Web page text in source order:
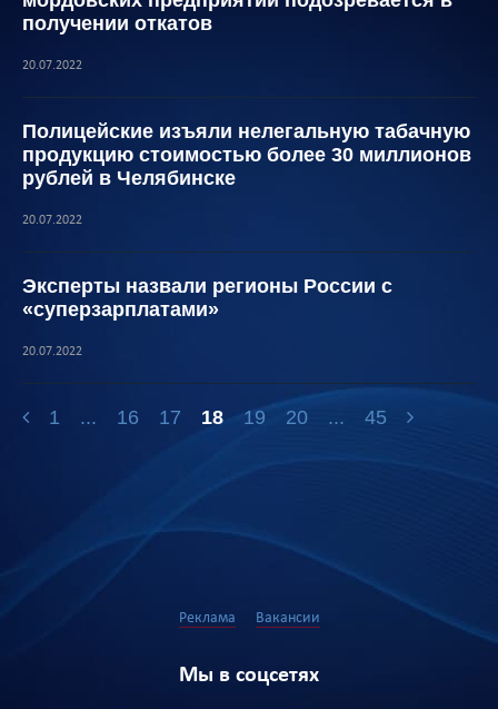
получении откатов
20.07.2022
Полицейские изъяли нелегальную табачную
продукцию стоимостью более 30 миллионов
рублей в Челябинске
20.07.2022
Эксперты назвали регионы России с
«суперзарплатами»
20.07.2022
1 ... 16 17 18 19 20 ... 45
Реклама Вакансии
Мы в соцсетях